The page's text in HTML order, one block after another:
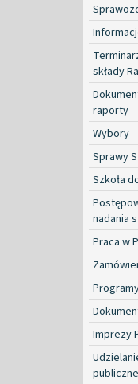
składy
raporty
Wybory
Sprawy
Szkoła
nadania
Praca w
Imprezy